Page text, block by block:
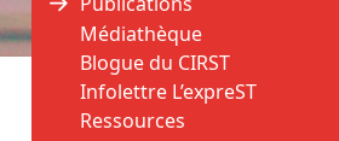
Accueil > Publications >
Médiathèque
Blogue du CIRST
Infolettre L’expreST
Ressources